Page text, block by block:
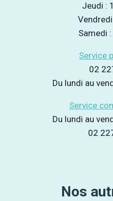
Jeudi :
Samedi
Service
02
Du lundi au
Service
Du lundi au
02
Nos